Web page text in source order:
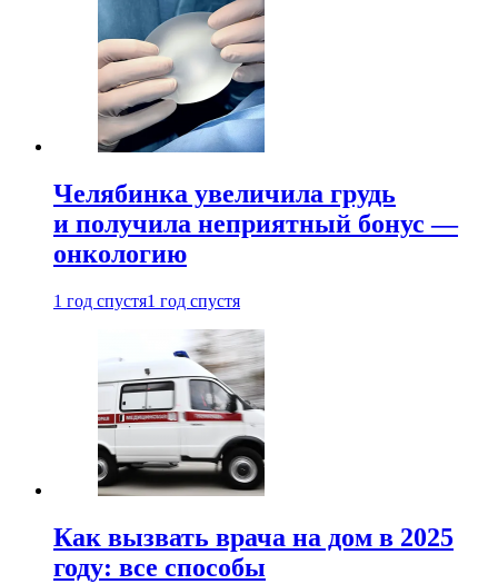
Челябинка увеличила грудь
и получила неприятный бонус —
онкологию
1 год спустя1 год спустя
Как вызвать врача на дом в 2025
году: все способы